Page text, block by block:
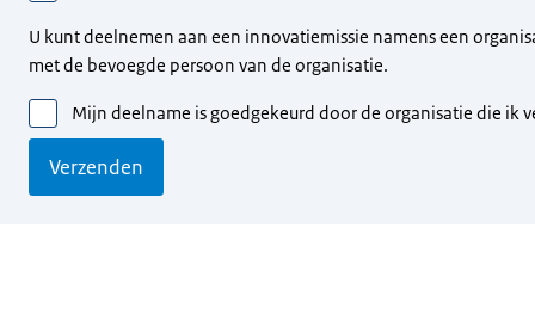
U kunt deelnemen aan een innovatiemissie namens een
met de bevoegde persoon van de organisatie.
Mijn deelname is goedgekeurd door de organisatie die ik